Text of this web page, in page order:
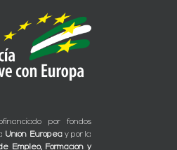
por fondos
Unión Europeay por la
Empleo, Formación y